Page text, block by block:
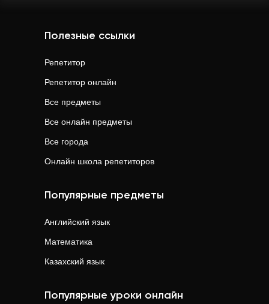
Полезные ссылки
Репетитор
Репетитор онлайн
Все предметы
Все онлайн предметы
Все города
Онлайн школа репетиторов
Популярные предметы
Английский язык
Математика
Казахский язык
Популярные уроки онлайн